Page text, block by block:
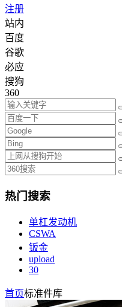
注册
站内
百度
谷歌
必应
搜狗
360
热门搜索
单杠发动机
CSWA
钣金
upload
30
首页标准件库